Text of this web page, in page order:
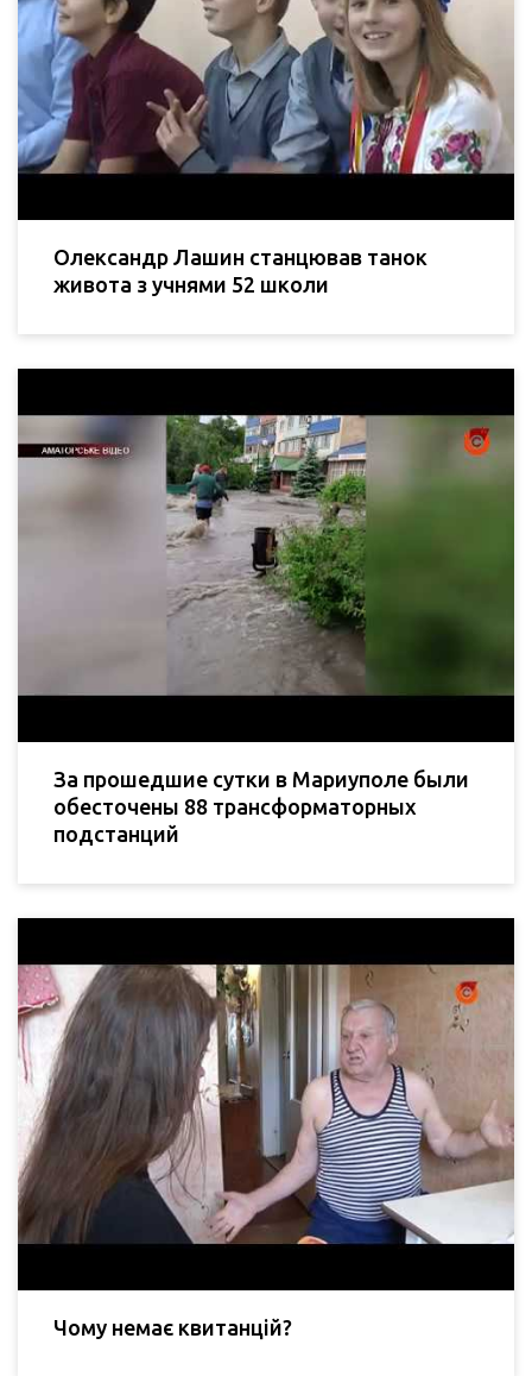
Олександр Лашин станцював танок
живота з учнями 52 школи
За прошедшие сутки в Мариуполе были
обесточены 88 трансформаторных
подстанций
Чому немає квитанцій?